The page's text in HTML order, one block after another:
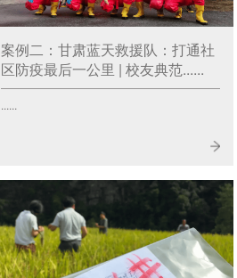
案例二：甘肃蓝天救援队：打通社
区防疫最后一公里 | 校友典范......
......